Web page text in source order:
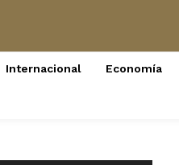
Internacional Economía